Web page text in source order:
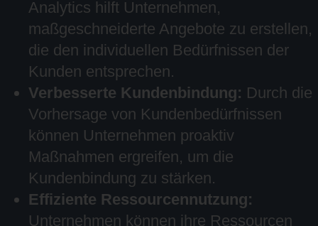
Analytics hilft Unternehmen,
maßgeschneiderte Angebote zu erstellen,
die den individuellen Bedürfnissen der
Kunden entsprechen.
Verbesserte Kundenbindung: Durch die
Vorhersage von Kundenbedürfnissen
können Unternehmen proaktiv
Maßnahmen ergreifen, um die
Kundenbindung zu stärken.
Effiziente Ressourcennutzung:
Unternehmen können ihre Ressourcen